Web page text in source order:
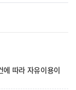
따라 자유이용이